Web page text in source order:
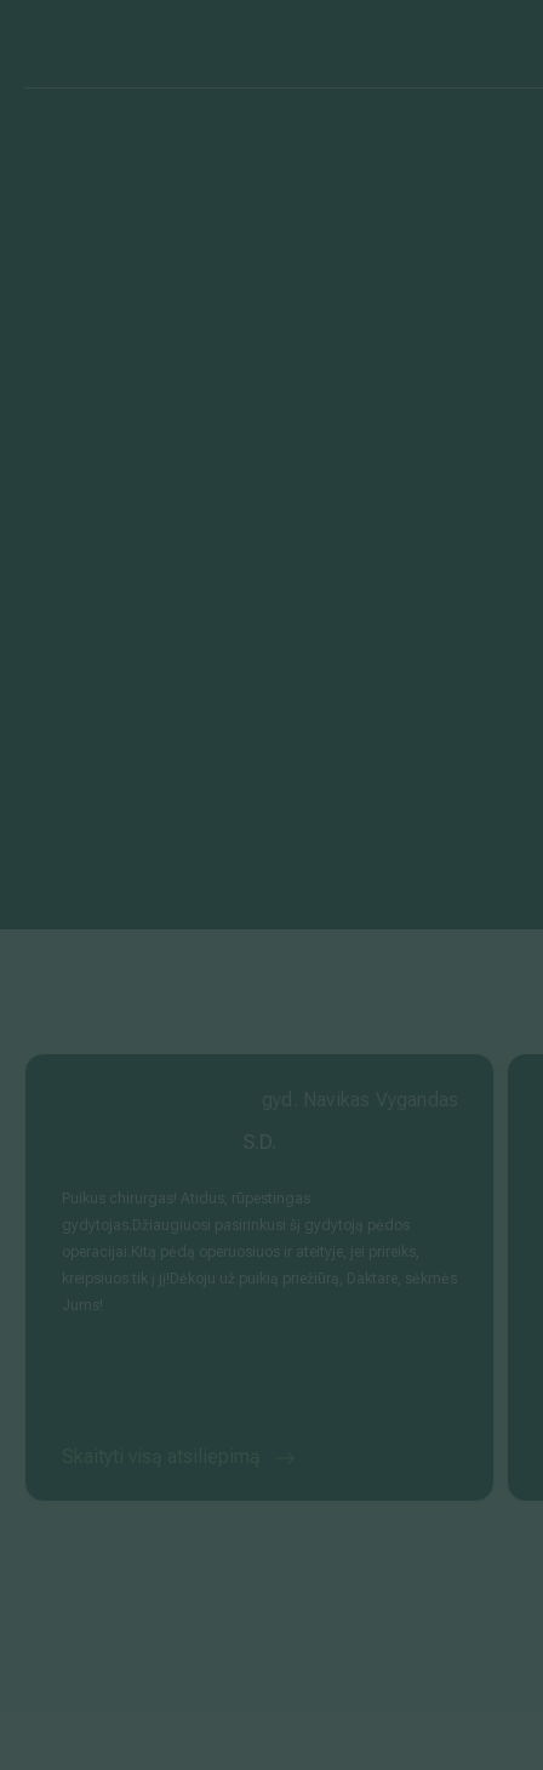
S.D.
Puikus chirurgas! Atidus, rūpestingas
gydytojas.Džiaugiuosi pasirinkusi šį gydytoją pėdos
operacijai.Kitą pėdą operuosiuos ir ateityje, jei prireiks,
kreipsiuos tik į jį!Dėkoju už puikią priežiūrą, Daktare, sėkmės
Jums!